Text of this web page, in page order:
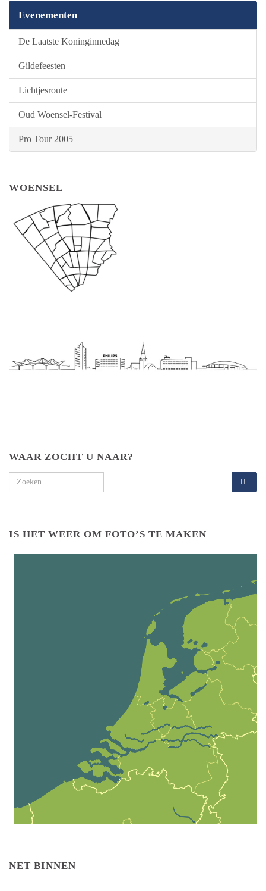
Evenementen
De Laatste Koninginnedag
Gildefeesten
Lichtjesroute
Oud Woensel-Festival
Pro Tour 2005
WOENSEL
WAAR ZOCHT U NAAR?
Search for:
IS HET WEER OM FOTO’S TE MAKEN
NET BINNEN